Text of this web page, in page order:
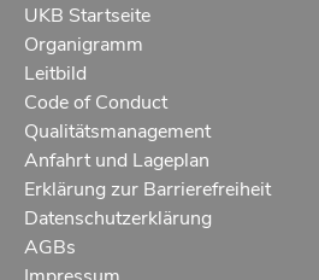
UKB Startseite
Organigramm
Leitbild
Code of Conduct
Qualitätsmanagement
Anfahrt und Lageplan
Erklärung zur Barrierefreiheit
Datenschutzerklärung
AGBs